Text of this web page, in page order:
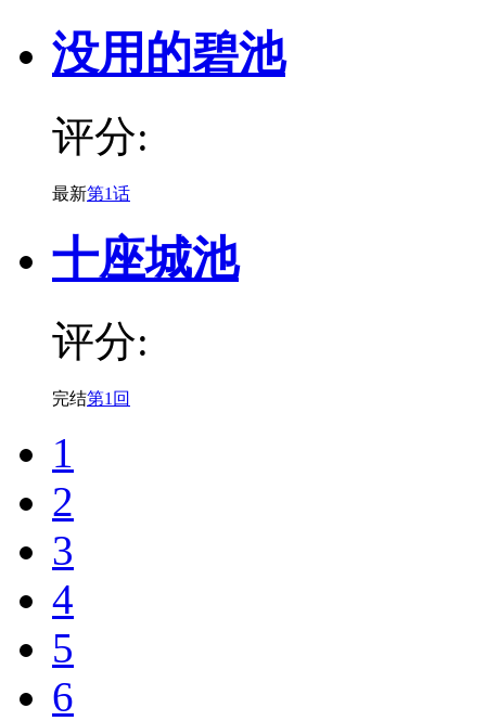
没用的碧池
评分:
最新第1话
十座城池
评分:
完结第1回
1
2
3
4
5
6